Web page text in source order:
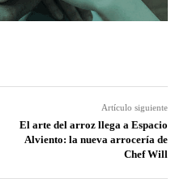
Artículo siguiente
El arte del arroz llega a Espacio
Alviento: la nueva arrocería de
Chef Will